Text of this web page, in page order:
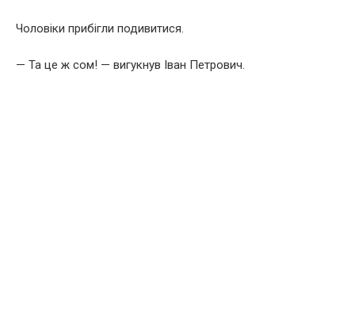
Чоловіки прибігли подивитися.
— Та це ж сом! — вигукнув Іван Петрович.